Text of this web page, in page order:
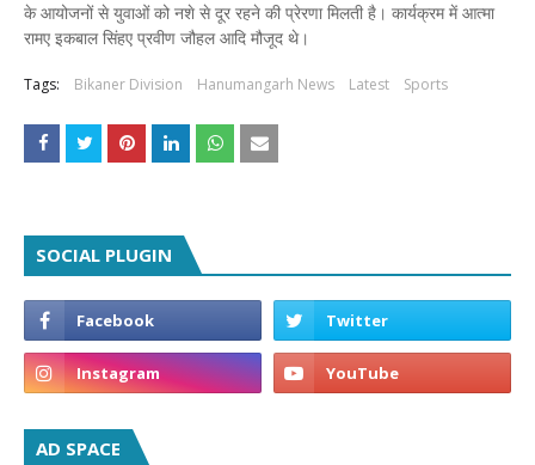
के आयोजनों से युवाओं को नशे से दूर रहने की प्रेरणा मिलती है। कार्यक्रम में आत्मा
रामए इकबाल सिंहए प्रवीण जौहल आदि मौजूद थे।
Tags: Bikaner Division Hanumangarh News Latest Sports
SOCIAL PLUGIN
AD SPACE